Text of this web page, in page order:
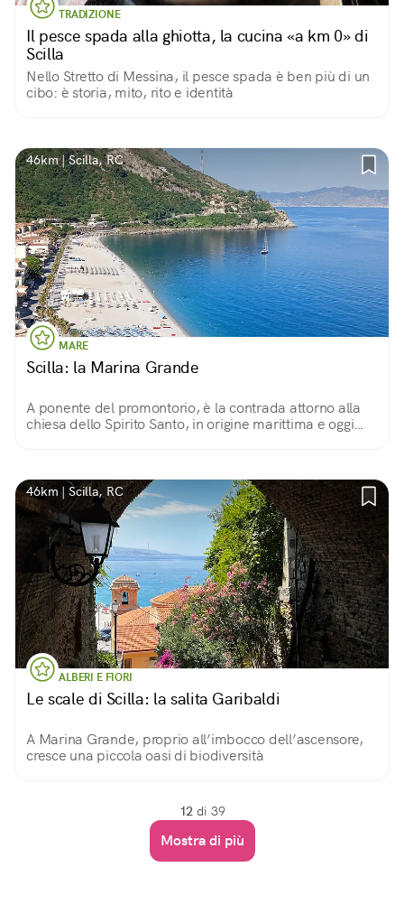
TRADIZIONE
Il pesce spada alla ghiotta, la cucina «a km 0» di
Scilla
Nello Stretto di Messina, il pesce spada è ben più di un
cibo: è storia, mito, rito e identità
46km | Scilla, RC
MARE
Scilla: la Marina Grande
A ponente del promontorio, è la contrada attorno alla
chiesa dello Spirito Santo, in origine marittima e oggi
46km | Scilla, RC
ALBERI E FIORI
Le scale di Scilla: la salita Garibaldi
A Marina Grande, proprio all’imbocco dell’ascensore,
cresce una piccola oasi di biodiversità
12 di 39
Mostra di più